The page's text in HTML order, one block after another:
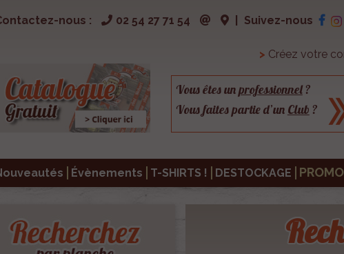
nous : 02 54 27 71 54 Suivez-nous
> Créez votre
Vous êtes unprofessionnel?
Vous faites partie d’un Club ?
Évènements T-SHIRTS ! DESTOCKAGE